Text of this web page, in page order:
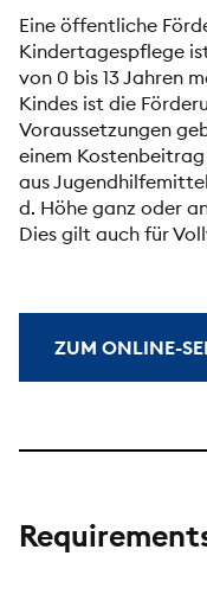
Eine öffentliche
Kindertagespflege
von 0 bis 13 Jahren
Kindes ist die
Voraussetzungen
einem
aus
d. Höhe ganz oder
Dies gilt auch für
ZUM ONLINE-